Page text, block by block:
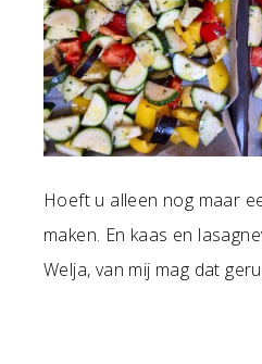
Hoeft u alleen nog maar
maken. En kaas en
Welja, van mij mag dat